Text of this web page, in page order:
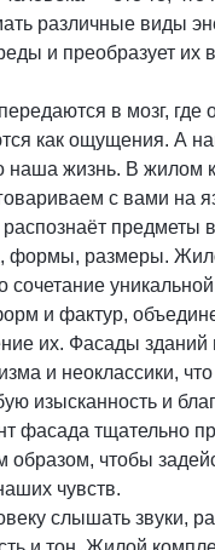
различные виды
и преобразует их
в мозг, где
как ощущения. А
наша жизнь. В жилом
с вами на
предметы
формы, размеры.
сочетание уникальной
и фактур,
их. Фасады
и неоклассики,
изысканность и
фасада тщательно
образом, чтобы
чувств.
слышать звуки,